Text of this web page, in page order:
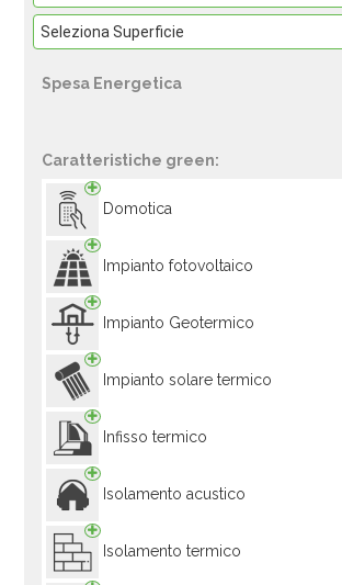
Spesa Energetica
Caratteristiche green:
Domotica
Impianto fotovoltaico
Impianto Geotermico
Impianto solare termico
Infisso termico
Isolamento acustico
Isolamento termico